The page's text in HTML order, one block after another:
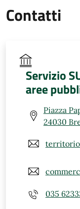
Contatti
Servizio
aree
Piazza
24030
035